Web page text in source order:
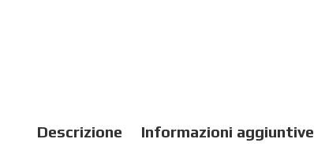
Descrizione Informazioni aggiuntive